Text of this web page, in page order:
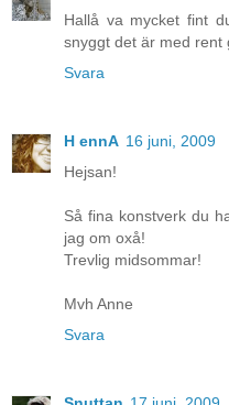
Hallå va mycket fint
snyggt det är med rent
Svara
H ennA 16 juni, 2009
Hejsan!
Så fina konstverk du
jag om oxå!
Trevlig midsommar!
Mvh Anne
Svara